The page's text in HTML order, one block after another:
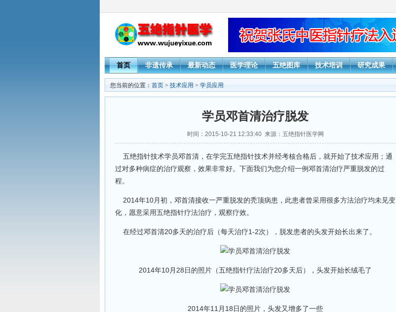
首页 非遗传承 最新动态 医学理论 五绝图库 技术培训 研究成果
您当前的位置： 首页 > 技术应用 > 学员应用
学员邓首清治疗脱发
时间：2015-10-21 12:33:40 来源：五绝指针医学网
五绝指针技术学员邓首清，在学完五绝指针技术并经考核合格后，就开始了技术应用；通
过对多种病症的治疗观察，效果非常好。下面我们为您介绍一例邓首清治疗严重脱发的过
程。
2014年10月初，邓首清接收一严重脱发的秃顶病患，此患者曾采用很多方法治疗均未见变
化，愿意采用五绝指针疗法治疗，观察疗效。
在经过邓首清20多天的治疗后（每天治疗1-2次），脱发患者的头发开始长出来了。
2014年10月28日的照片（五绝指针疗法治疗20多天后），头发开始长绒毛了
2014年11月18日的照片，头发又增多了一些